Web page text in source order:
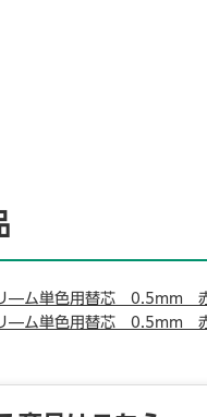
リ―ム単色用替芯 0.5mm
リ―ム単色用替芯 0.5mm